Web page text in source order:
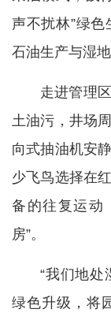
声不扰林”绿
石油生产与湿
走进管理
土油污，井场
向式抽油机安
少飞鸟选择在
备的往复运动
房”。
“我们地处
绿色升级，将